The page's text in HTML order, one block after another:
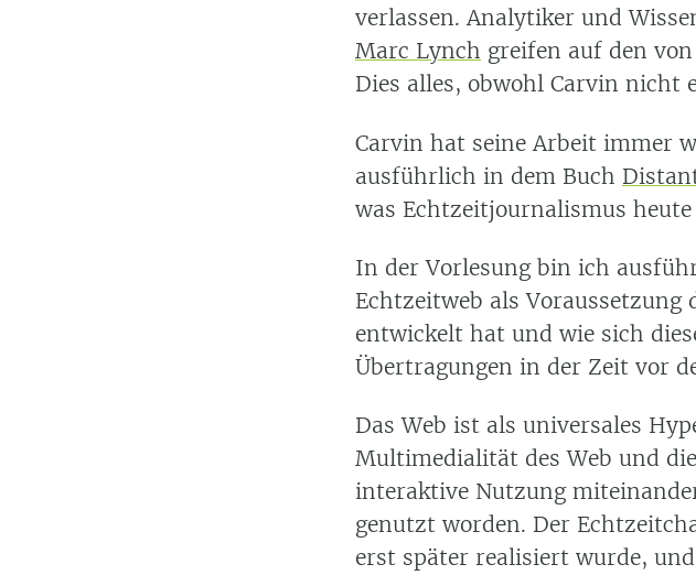
verlassen. Analytiker und
Marc Lynch greifen auf den
Dies alles, obwohl Carvin nicht
Carvin hat seine Arbeit immer
ausführlich in dem Buch
was Echtzeitjournalismus
In der Vorlesung bin ich
Echtzeitweb als
entwickelt hat und wie sich
Übertragungen in der Zeit vor
Das Web ist als universales
Multimedialität des Web und
interaktive Nutzung
genutzt worden. Der
erst später realisiert wurde,